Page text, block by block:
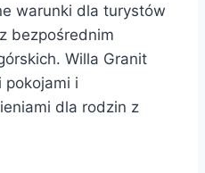
warunki dla turystów
bezpośrednim
Willa Granit
pokojami i
dla rodzin z